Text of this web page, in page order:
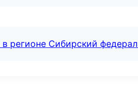
регионе Сибирский